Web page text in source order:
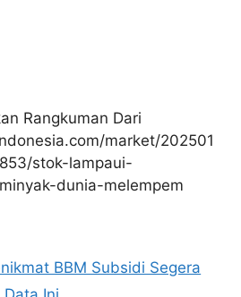
Rangkuman Dari
market/202501
stok-lampaui-
dunia-melempem
BBM Subsidi Segera